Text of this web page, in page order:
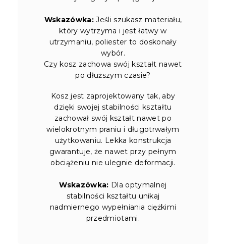
Wskazówka: Jeśli szukasz materiału,
który wytrzyma i jest łatwy w
utrzymaniu, poliester to doskonały
wybór.
Czy kosz zachowa swój kształt nawet
po dłuższym czasie?
Kosz jest zaprojektowany tak, aby
dzięki swojej stabilności kształtu
zachował swój kształt nawet po
wielokrotnym praniu i długotrwałym
użytkowaniu. Lekka konstrukcja
gwarantuje, że nawet przy pełnym
obciążeniu nie ulegnie deformacji.
Wskazówka: Dla optymalnej
stabilności kształtu unikaj
nadmiernego wypełniania ciężkimi
przedmiotami.